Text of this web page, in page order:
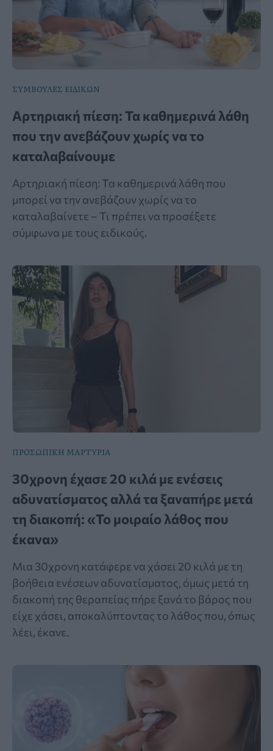
ΣΥΜΒΟΥΛΕΣ ΕΙΔΙΚΩΝ
Αρτηριακή πίεση: Τα καθημερινά λάθη
που την ανεβάζουν χωρίς να το
καταλαβαίνουμε
Αρτηριακή πίεση: Τα καθημερινά λάθη που
μπορεί να την ανεβάζουν χωρίς να το
καταλαβαίνετε – Τι πρέπει να προσέξετε
σύμφωνα με τους ειδικούς.
ΠΡΟΣΩΠΙΚΗ ΜΑΡΤΥΡΙΑ
30χρονη έχασε 20 κιλά με ενέσεις
αδυνατίσματος αλλά τα ξαναπήρε μετά
τη διακοπή: «Το μοιραίο λάθος που
έκανα»
Μια 30χρονη κατάφερε να χάσει 20 κιλά με τη
βοήθεια ενέσεων αδυνατίσματος, όμως μετά τη
διακοπή της θεραπείας πήρε ξανά το βάρος που
είχε χάσει, αποκαλύπτοντας το λάθος που, όπως
λέει, έκανε.